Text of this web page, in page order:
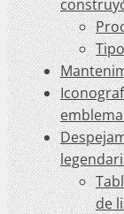
de